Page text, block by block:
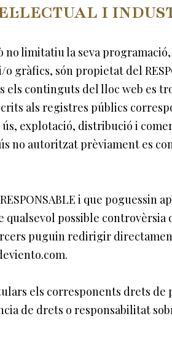
I
limitatiu la seva
gràfics, són propietat del
els continguts del lloc web es
als registres públics
explotació, distribució i
no autoritzat prèviament es
i que poguessin
possible controvèrsia
puguin redirigir
els corresponents drets
de drets o responsabilitat